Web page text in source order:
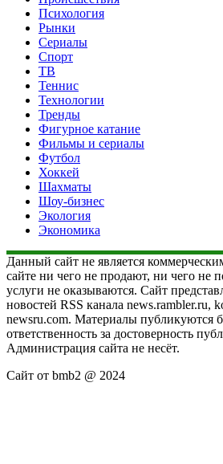
Психология
Рынки
Сериалы
Спорт
ТВ
Теннис
Технологии
Тренды
Фигурное катание
Фильмы и сериалы
Футбол
Хоккей
Шахматы
Шоу-бизнес
Экология
Экономика
Данный сайт не является
сайте ни чего не продают, ни чего не
услуги не оказываются. Сайт
новостей RSS канала news.rambler.ru,
newsru.com. Материалы публикуются
ответственность за достоверность
Администрация сайта не несёт.
Сайт от bmb2 @ 2024